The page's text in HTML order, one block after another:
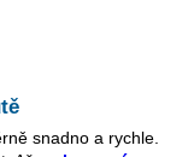
snadno a rychle.